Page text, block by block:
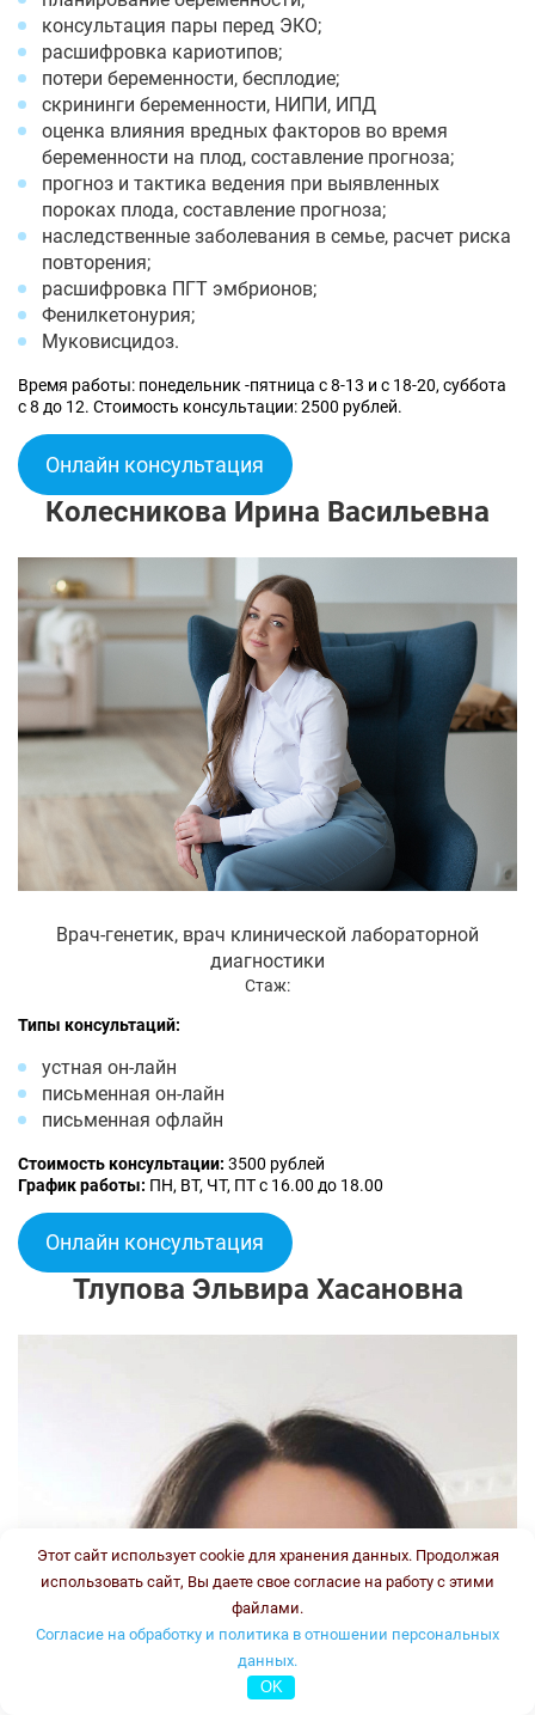
консультация пары перед ЭКО;
расшифровка кариотипов;
потери беременности, бесплодие;
скрининги беременности, НИПИ, ИПД
оценка влияния вредных факторов во время
беременности на плод, составление прогноза;
прогноз и тактика ведения при выявленных
пороках плода, составление прогноза;
наследственные заболевания в семье, расчет риска
повторения;
расшифровка ПГТ эмбрионов;
Фенилкетонурия;
Муковисцидоз.
Время работы: понедельник -пятница с 8-13 и с 18-20, суббота
с 8 до 12. Стоимость консультации: 2500 рублей.
Онлайн консультация
Колесникова Ирина Васильевна
Врач-генетик, врач клинической лабораторной
диагностики
Стаж:
Типы консультаций:
устная он-лайн
письменная он-лайн
письменная офлайн
Стоимость консультации: 3500 рублей
График работы: ПН, ВТ, ЧТ, ПТ с 16.00 до 18.00
Онлайн консультация
Тлупова Эльвира Хасановна
Этот сайт использует cookie для хранения данных. Продолжая
использовать сайт, Вы даете свое согласие на работу с этими
файлами.
Согласие на обработку и политика в отношении персональных
данных.
OK